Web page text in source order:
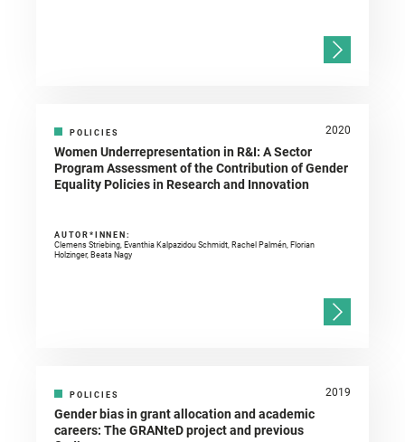
POLICIES 2020
Women Underrepresentation in R&I: A Sector
Program Assessment of the Contribution of Gender
Equality Policies in Research and Innovation
AUTOR*INNEN:
Clemens Striebing, Evanthia Kalpazidou Schmidt, Rachel Palmén, Florian
Holzinger, Beata Nagy
POLICIES 2019
Gender bias in grant allocation and academic
careers: The GRANteD project and previous